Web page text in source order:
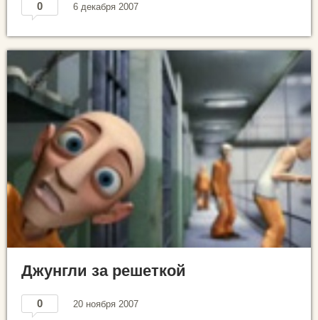
0 6 декабря 2007
Джунгли за решеткой
0 20 ноября 2007